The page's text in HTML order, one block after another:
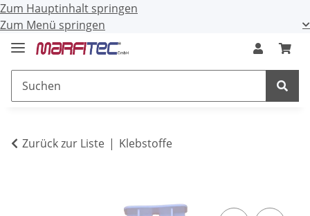
Zum Hauptinhalt springen
Zum Menü springen
Zurück zur Liste Klebstoffe